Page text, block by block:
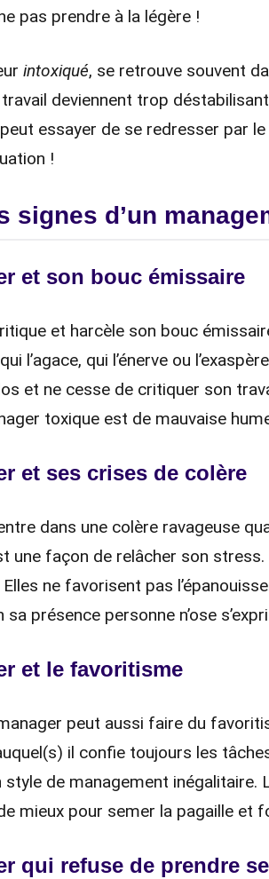
pas prendre à la légère !
intoxiqué, se retrouve souvent
deviennent trop
essayer de se redresser par le
!
signes d’un
et son bouc émissaire
et harcèle son bouc
l’agace, qui l’énerve ou
et ne cesse de critiquer son
toxique est de mauvaise
et ses crises de colère
dans une colère ravageuse
une façon de relâcher son
ne favorisent pas
présence personne n’ose
et le favoritisme
peut aussi faire du
il confie toujours les
de management inégalitaire.
mieux pour semer la pagaille et
qui refuse de prendre